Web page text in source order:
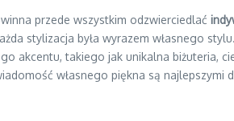
przede wszystkim odzwierciedlać
stylizacja była wyrazem własnego
akcentu, takiego jak unikalna biżuteria,
własnego piękna są